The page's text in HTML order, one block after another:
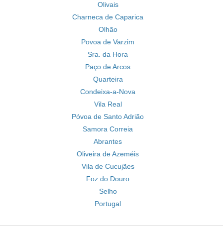
Olivais
Charneca de Caparica
Olhão
Povoa de Varzim
Sra. da Hora
Paço de Arcos
Quarteira
Condeixa-a-Nova
Vila Real
Póvoa de Santo Adrião
Samora Correia
Abrantes
Oliveira de Azeméis
Vila de Cucujães
Foz do Douro
Selho
Portugal